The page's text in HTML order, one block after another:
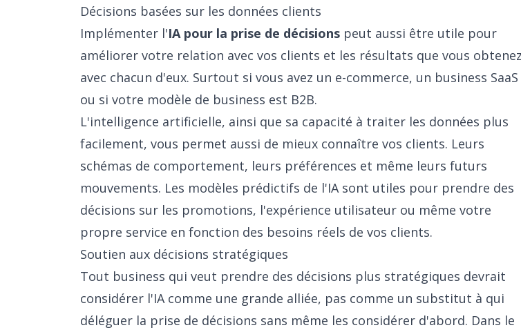
Décisions basées sur les données clients
Implémenter l'IA pour la prise de décisions peut aussi être utile pour
améliorer votre relation avec vos clients et les résultats que vous obtenez
avec chacun d'eux. Surtout si vous avez un e-commerce, un business SaaS
ou si votre modèle de business est B2B.
L'intelligence artificielle, ainsi que sa capacité à traiter les données plus
facilement, vous permet aussi de mieux connaître vos clients. Leurs
schémas de comportement, leurs préférences et même leurs futurs
mouvements. Les modèles prédictifs de l'IA sont utiles pour prendre des
décisions sur les promotions, l'expérience utilisateur ou même votre
propre service en fonction des besoins réels de vos clients.
Soutien aux décisions stratégiques
Tout business qui veut prendre des décisions plus stratégiques devrait
considérer l'IA comme une grande alliée, pas comme un substitut à qui
déléguer la prise de décisions sans même les considérer d'abord. Dans le